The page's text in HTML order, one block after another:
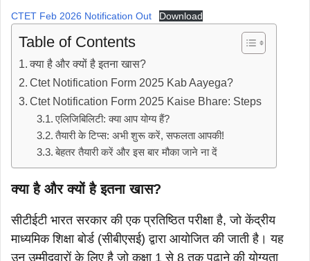
CTET Feb 2026 Notification Out Download
Table of Contents
क्या है और क्यों है इतना खास?
Ctet Notification Form 2025 Kab Aayega?
Ctet Notification Form 2025 Kaise Bhare: Steps
एलिजिबिलिटी: क्या आप योग्य हैं?
तैयारी के टिप्स: अभी शुरू करें, सफलता आपकी!
बेहतर तैयारी करें और इस बार मौका जाने ना दें
क्या है और क्यों है इतना खास?
सीटीईटी भारत सरकार की एक प्रतिष्ठित परीक्षा है, जो केंद्रीय
माध्यमिक शिक्षा बोर्ड (सीबीएसई) द्वारा आयोजित की जाती है। यह
उन उम्मीदवारों के लिए है जो कक्षा 1 से 8 तक पढ़ाने की योग्यता